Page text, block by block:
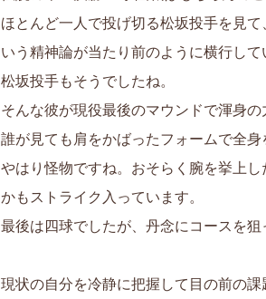
ほとんど一人で投げ切る松坂投手を見
いう精神論が当たり前のように横行し
松坂投手もそうでしたね。
そんな彼が現役最後のマウンドで渾身
誰が見ても肩をかばったフォームで全身
やはり怪物ですね。おそらく腕を挙上
かもストライク入っています。
最後は四球でしたが、丹念にコースを
現状の自分を冷静に把握して目の前の